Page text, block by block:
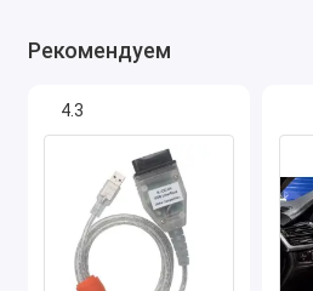
Рекомендуем
4.3